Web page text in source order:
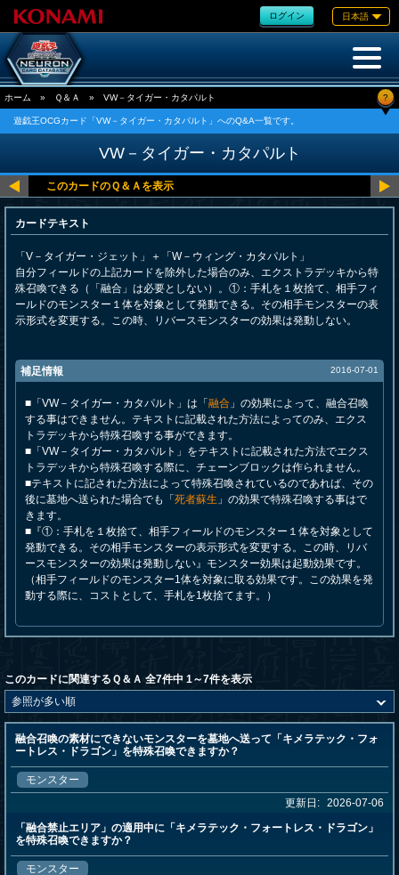
ログイン 日本語
ホーム » Ｑ＆Ａ » VW－タイガー・カタパルト ?
遊戯王OCGカード「VW－タイガー・カタパルト」へのQ&A一覧です。
VW－タイガー・カタパルト
カードテキスト
「V－タイガー・ジェット」＋「W－ウィング・カタパルト」
自分フィールドの上記カードを除外した場合のみ、エクストラデッキから特
殊召喚できる（「融合」は必要としない）。①：手札を１枚捨て、相手フィ
ールドのモンスター１体を対象として発動できる。その相手モンスターの表
示形式を変更する。この時、リバースモンスターの効果は発動しない。
補足情報 2016-07-01
■「VW－タイガー・カタパルト」は「 融合 」の効果によって、融合召喚
する事はできません。テキストに記載された方法によってのみ、エクス
トラデッキから特殊召喚する事ができます。
■「VW－タイガー・カタパルト」をテキストに記載された方法でエクス
トラデッキから特殊召喚する際に、チェーンブロックは作られません。
■テキストに記された方法によって特殊召喚されているのであれば、その
後に墓地へ送られた場合でも「 死者蘇生 」の効果で特殊召喚する事はで
きます。
■『①：手札を１枚捨て、相手フィールドのモンスター１体を対象として
発動できる。その相手モンスターの表示形式を変更する。この時、リバ
ースモンスターの効果は発動しない』モンスター効果は起動効果です。
（相手フィールドのモンスター1体を対象に取る効果です。この効果を発
動する際に、コストとして、手札を1枚捨てます。）
このカードに関連するＱ＆Ａ 全7件中 1～7件を表示
融合召喚の素材にできないモンスターを墓地へ送って「キメラテック・フォ
ートレス・ドラゴン」を特殊召喚できますか？
モンスター
更新日: 2026-07-06
「融合禁止エリア」の適用中に「キメラテック・フォートレス・ドラゴン」
を特殊召喚できますか？
モンスター